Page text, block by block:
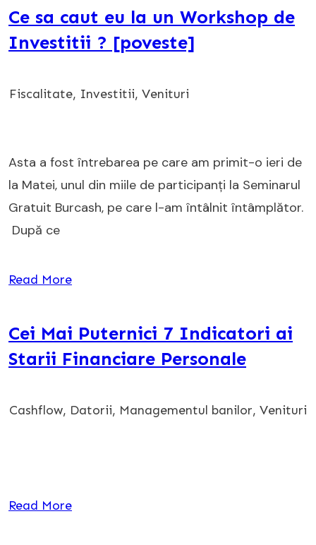
Ce sa caut eu la un Workshop de
Investitii ? [poveste]
Fiscalitate, Investitii, Venituri
Asta a fost întrebarea pe care am primit-o ieri de
la Matei, unul din miile de participanți la Seminarul
Gratuit Burcash, pe care l-am întâlnit întâmplător.
După ce
Read More
Cei Mai Puternici 7 Indicatori ai
Starii Financiare Personale
Cashflow, Datorii, Managementul banilor, Venituri
Read More